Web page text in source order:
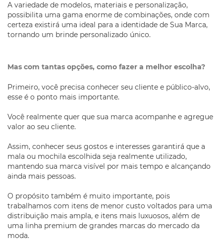
A variedade de modelos, materiais e personalização,
possibilita uma gama enorme de combinações, onde com
certeza existirá uma ideal para a identidade de Sua Marca,
tornando um brinde personalizado único.
Mas com tantas opções, como fazer a melhor escolha?
Primeiro, você precisa conhecer seu cliente e público-alvo,
esse é o ponto mais importante.
Você realmente quer que sua marca acompanhe e agregue
valor ao seu cliente.
Assim, conhecer seus gostos e interesses garantirá que a
mala ou mochila escolhida seja realmente utilizado,
mantendo sua marca visível por mais tempo e alcançando
ainda mais pessoas.
O propósito também é muito importante, pois
trabalhamos com itens de menor custo voltados para uma
distribuição mais ampla, e itens mais luxuosos, além de
uma linha premium de grandes marcas do mercado da
moda.